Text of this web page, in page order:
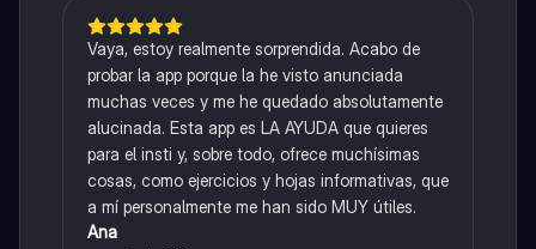
Vaya, estoy realmente sorprendida. Acabo de
probar la app porque la he visto anunciada
muchas veces y me he quedado absolutamente
alucinada. Esta app es LA AYUDA que quieres
para el insti y, sobre todo, ofrece muchísimas
cosas, como ejercicios y hojas informativas, que
a mí personalmente me han sido MUY útiles.
Ana